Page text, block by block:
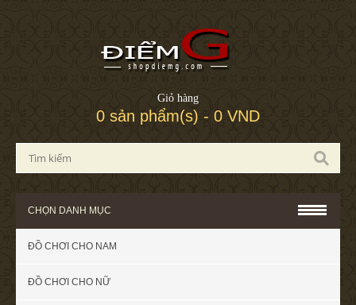
Giỏ hàng
0 sản phẩm(s) - 0 VND
CHỌN DANH MỤC
ĐỒ CHƠI CHO NAM
ĐỒ CHƠI CHO NỮ